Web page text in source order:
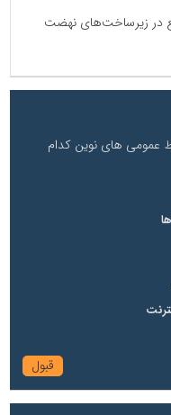
در زیرساخت‌های نهضت
عمومی های نوین کدام